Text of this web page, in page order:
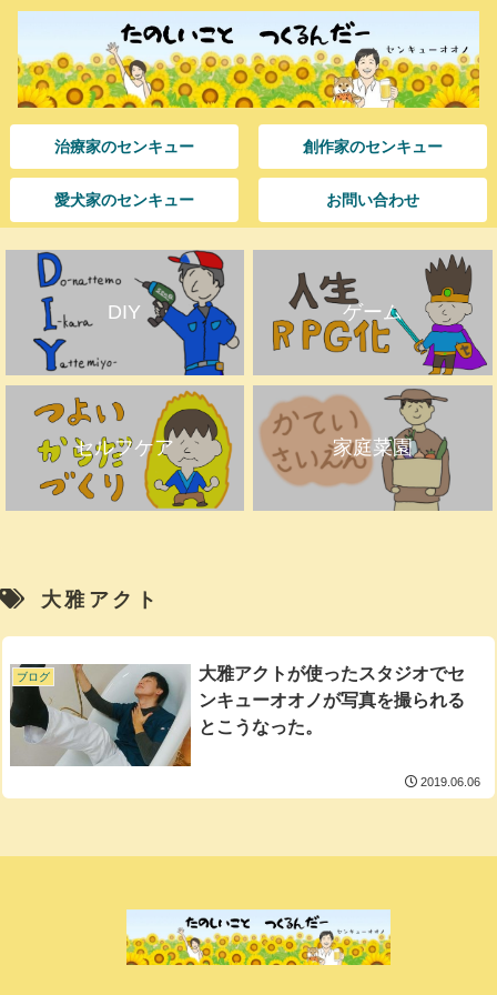
治療家のセンキュー 創作家のセンキュー
愛犬家のセンキュー お問い合わせ
DIY ゲーム
セルフケア 家庭菜園
大雅アクト
ブログ
大雅アクトが使ったスタジオでセ
ンキューオオノが写真を撮られる
とこうなった。
2019.06.06